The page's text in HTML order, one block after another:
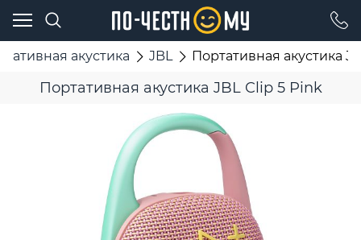
акустика JBL Портативная акустика
Портативная акустика JBL Clip 5 Pink